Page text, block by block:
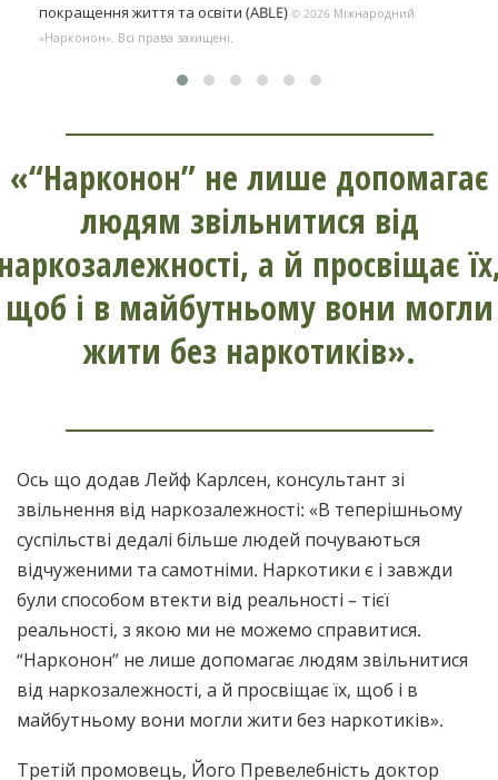
покращення життя та освіти (ABLE) © 2026 Міжнародний
«Нарконон». Всі права захищені.
«“Нарконон” не лише допомагає
людям звільнитися від
а й просвіщає
щоб і в майбутньому вони могли
жити без наркотиків».
Ось що додав Лейф Карлсен, консультант зі
звільнення від наркозалежності: «В теперішньому
суспільстві дедалі більше людей почуваються
відчуженими та самотніми. Наркотики є і завжди
були способом втекти від реальності – тієї
реальності, з якою ми не можемо справитися.
“Нарконон” не лише допомагає людям звільнитися
від наркозалежності, а й просвіщає їх, щоб і в
майбутньому вони могли жити без наркотиків».
Третій промовець, Його Превелебність доктор